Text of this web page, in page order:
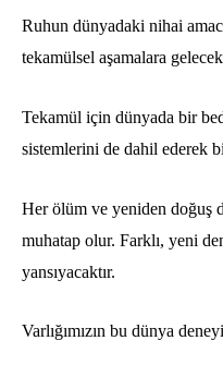
Ruhun dünyadaki nihai
tekamülsel aşamalara
Tekamül için dünyada bir
sistemlerini de dahil ederek
Her ölüm ve yeniden doğuş
muhatap olur. Farklı, yeni
yansıyacaktır.
Varlığımızın bu dünya